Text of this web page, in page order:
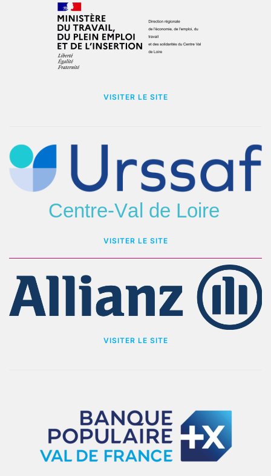
VISITER LE SITE
VISITER LE SITE
VISITER LE SITE